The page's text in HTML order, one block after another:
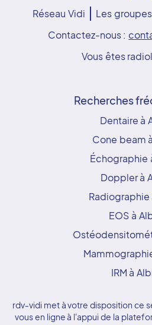
Réseau Vidi
Les groupes
Contactez-nous :
Vous êtes
Recherches
Dentaire à
Cone beam
Échographie
Doppler à
Radiographie
EOS à
IRM à
rdv-vidi met à votre disposition ce
vous en ligne à l'appui de la